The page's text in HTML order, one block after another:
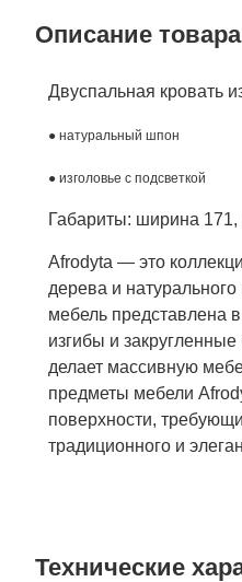
Описание товара
Двуспальная кровать
● натуральный шпон
● изголовье с подсветкой
Габариты: ширина 171,
Afrodyta — это
дерева и
мебель представлена
изгибы и
делает массивную
предметы мебели
поверхности,
традиционного и
Технические